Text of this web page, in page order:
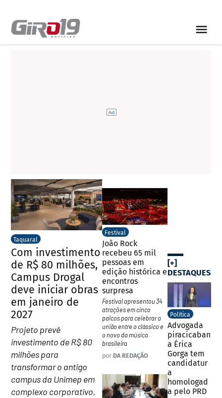
Taquaral
Com investimento
de R$ 80 milhões,
Campus Drogal
deve iniciar obras
em janeiro de
2027
Projeto prevê
investimento de R$ 80
milhões para
transformar o antigo
campus da Unimep em
complexo corporativo,
Festival
João Rock
recebeu 65 mil
pessoas em
edição histórica e
encontros
surpresa
Festival apresentou 34
atrações em cinco
palcos para celebrar a
união entre o clássico e
o novo da música
brasileira
por DA REDAÇÃO
[+]
DESTAQUES
Política
Advogada
piracicaban
a Érica
Gorga tem
candidatur
a
homologad
a pelo PRD